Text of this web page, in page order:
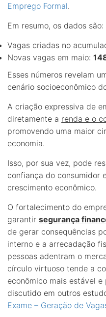
Emprego Formal.
Em resumo, os dados são:
Vagas criadas no
Novas vagas em maio:
Esses números revelam
cenário socioeconômico
A criação expressiva de
diretamente a renda e o
promovendo uma maior
economia.
Isso, por sua vez, pode
confiança do consumidor
crescimento econômico.
O fortalecimento do
garantir segurança
de gerar consequências
interno e a arrecadação
pessoas adentram o
círculo virtuoso tende a
econômico mais estável
discutido em outros
Exame – Geração de